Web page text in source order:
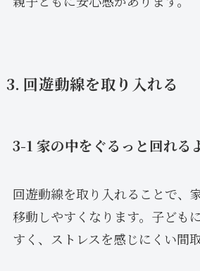
3. 回遊動線を取り入れる
3-1 家の中をぐるっと回れる
回遊動線を取り入れることで、
移動しやすくなります。子ども
すく、ストレスを感じにくい間